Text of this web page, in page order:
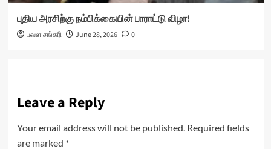
புதிய அரசிற்கு நம்பிக்கையின் பாராட்டு விழா!
பவள சங்கரி June 28, 2026 0
Leave a Reply
Your email address will not be published. Required fields
are marked *